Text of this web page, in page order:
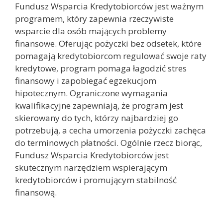
Fundusz Wsparcia Kredytobiorców jest ważnym
programem, który zapewnia rzeczywiste
wsparcie dla osób mających problemy
finansowe. Oferując pożyczki bez odsetek, które
pomagają kredytobiorcom regulować swoje raty
kredytowe, program pomaga łagodzić stres
finansowy i zapobiegać egzekucjom
hipotecznym. Ograniczone wymagania
kwalifikacyjne zapewniają, że program jest
skierowany do tych, którzy najbardziej go
potrzebują, a cecha umorzenia pożyczki zachęca
do terminowych płatności. Ogólnie rzecz biorąc,
Fundusz Wsparcia Kredytobiorców jest
skutecznym narzędziem wspierającym
kredytobiorców i promującym stabilność
finansową.